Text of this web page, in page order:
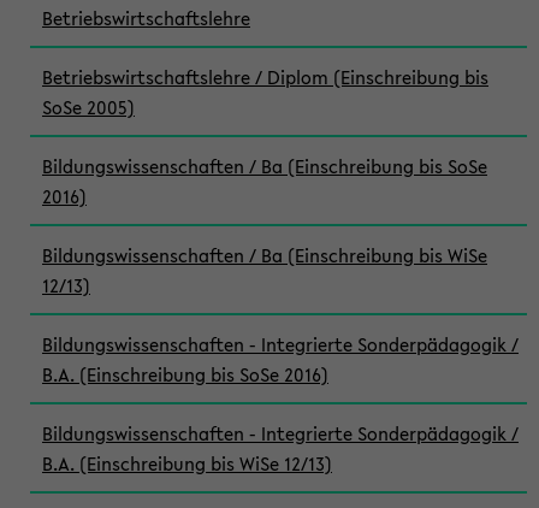
Betriebswirtschaftslehre
Betriebswirtschaftslehre / Diplom (Einschreibung bis
SoSe 2005)
Bildungswissenschaften / Ba (Einschreibung bis SoSe
2016)
Bildungswissenschaften / Ba (Einschreibung bis WiSe
12/13)
Bildungswissenschaften - Integrierte Sonderpädagogik /
B.A. (Einschreibung bis SoSe 2016)
Bildungswissenschaften - Integrierte Sonderpädagogik /
B.A. (Einschreibung bis WiSe 12/13)